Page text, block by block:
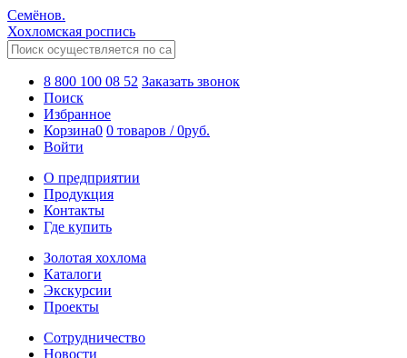
Семёнов.
Хохломская роспись
8 800 100 08 52 Заказать звонок
Поиск
Избранное
Корзина0 0 товаров /0руб.
Войти
О предприятии
Продукция
Контакты
Где купить
Золотая хохлома
Каталоги
Экскурсии
Проекты
Сотрудничество
Новости